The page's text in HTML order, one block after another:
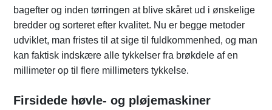
bagefter og inden tørringen at blive skåret ud i ønskelige
bredder og sorteret efter kvalitet. Nu er begge metoder
udviklet, man fristes til at sige til fuldkommenhed, og man
kan faktisk indskære alle tykkelser fra brøkdele af en
millimeter op til flere millimeters tykkelse.
Firsidede høvle- og pløjemaskiner